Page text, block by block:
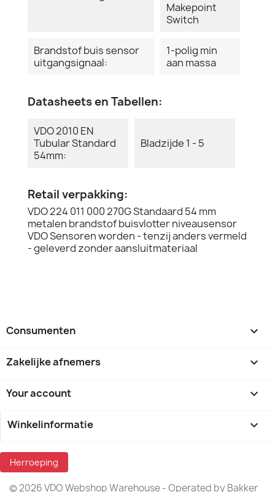
Makepoint
Switch
Brandstof buis sensor
uitgangsignaal:
1-polig min
aan massa
Datasheets en Tabellen:
VDO 2010 EN
Tubular Standard
54mm:
Bladzijde 1 - 5
Retail verpakking:
VDO 224 011 000 270G Standaard 54 mm
metalen brandstof buisvlotter niveausensor
VDO Sensoren worden - tenzij anders vermeld
- geleverd zonder aansluitmateriaal
Consumenten 
Zakelijke afnemers 
Your account 
Winkelinformatie keyboard_arrow_down
Herroeping
© 2026 VDO Webshop Warehouse - Operated by Bakker